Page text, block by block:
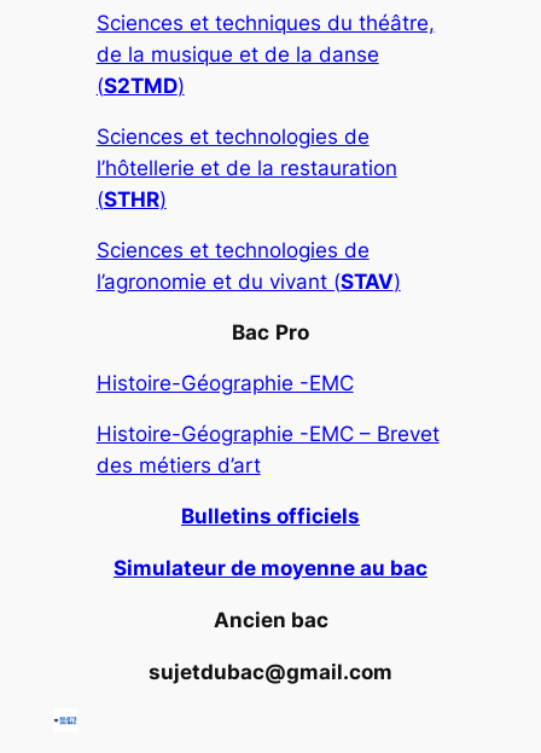
Sciences et techniques du théâtre,
de la musique et de la danse
(S2TMD)
Sciences et technologies de
l’hôtellerie et de la restauration
(STHR)
Sciences et technologies de
l’agronomie et du vivant (STAV)
Bac Pro
Histoire-Géographie -EMC
Histoire-Géographie -EMC – Brevet
des métiers d’art
Bulletins officiels
Simulateur de moyenne au bac
Ancien bac
sujetdubac@gmail.com